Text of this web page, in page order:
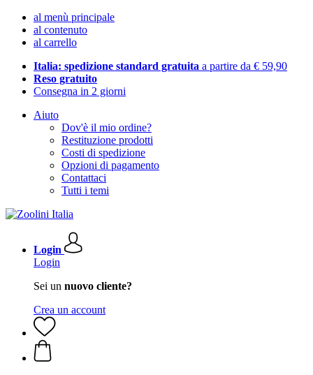
al menù principale
al contenuto
al carrello
Italia: spedizione standard gratuita a partire da € 59,90
Reso gratuito
Consegna in 2 giorni
Aiuto
Dov'è il mio ordine?
Restituzione prodotti
Costi di spedizione
Opzioni di pagamento
Contattaci
Tutti i temi
Login
Login
Sei un nuovo cliente?
Crea un account